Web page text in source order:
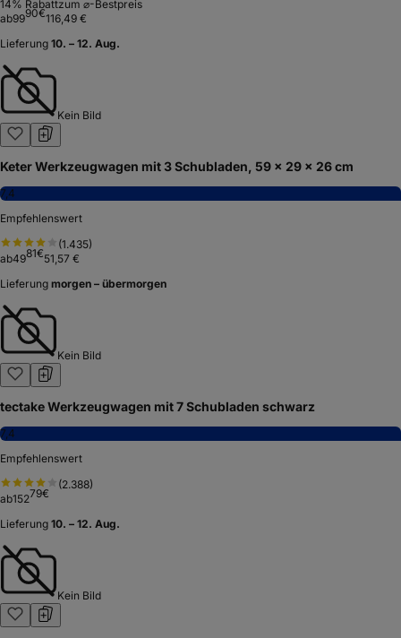
14% Rabattzum ⌀-Bestpreis
ab9990€116,49 €
Lieferung 10. – 12. Aug.
Kein Bild
Keter Werkzeugwagen mit 3 Schubladen, 59 x 29 x 26 cm
7,4
Empfehlenswert
(1.435)
ab4981€51,57 €
Lieferung morgen – übermorgen
Kein Bild
tectake Werkzeugwagen mit 7 Schubladen schwarz
7,4
Empfehlenswert
(2.388)
ab15279€
Lieferung 10. – 12. Aug.
Kein Bild